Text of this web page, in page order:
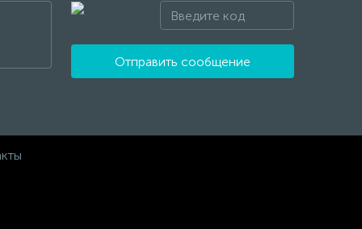
Отправить сообщение